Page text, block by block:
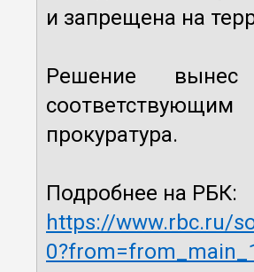
и запрещена на
Решение
прокуратура.
Подробнее на РБК:
https://www.rbc.ru/